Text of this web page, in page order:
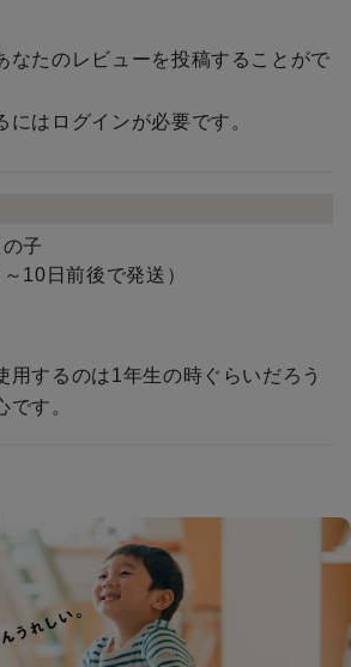
なたのレビューを投稿することがで
には ログインが必要です。
子
10日前後で発送）
用するのは1年生の時ぐらいだろう
です。